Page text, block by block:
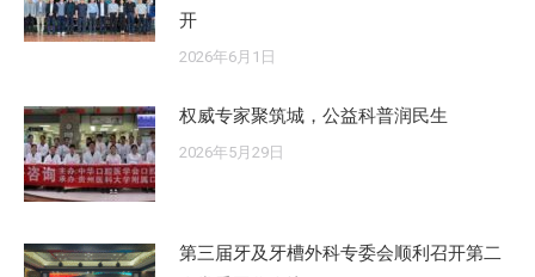
开
2026年6月1日
权威专家聚筑城，公益科普润民生
2026年5月29日
第三届牙及牙槽外科专委会顺利召开第二